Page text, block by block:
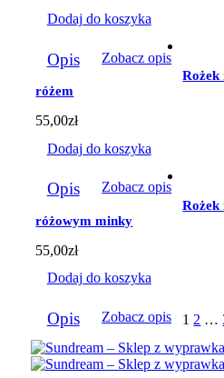
Dodaj do koszyka
Opis Zobacz opis
Rożek
różem
55,00zł
Dodaj do koszyka
Opis Zobacz opis
Rożek
różowym minky
55,00zł
Dodaj do koszyka
Opis Zobacz opis 1 2 …